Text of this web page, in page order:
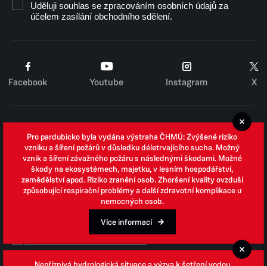
Uděluji souhlas se zpracováním osobních údajů za
účelem zasílání obchodního sdělení.
Facebook Youtube Instagram X
Zpracování osobních údajů
Whistleblowing
Open data
Povinně zveřejňované informace
Prohlášení o přístupnosti
Odpovědi na žádosti o informace
Jednotné environmentální stanovisko
Pro pardubicko byla vydána výstraha ČHMÚ: Zvýšené riziko
vzniku a šíření požárů v důsledku déletrvajícího sucha. Možný
vznik a šíření závažného požáru s následnými škodami. Možné
škody na ekosystémech, majetku, v lesním hospodářství,
zemědělství apod. Riziko zranění osob. Zhoršení kvality ovzduší
způsobující respirační problémy a další zdravotní komplikace u
nemocných osob.
Více informací